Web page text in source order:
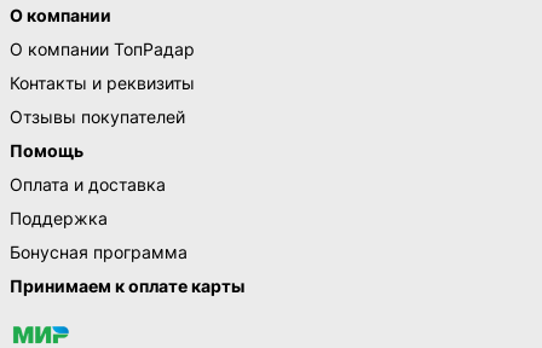
О компании
О компании ТопРадар
Контакты и реквизиты
Отзывы покупателей
Помощь
Оплата и доставка
Поддержка
Бонусная программа
Принимаем к оплате карты